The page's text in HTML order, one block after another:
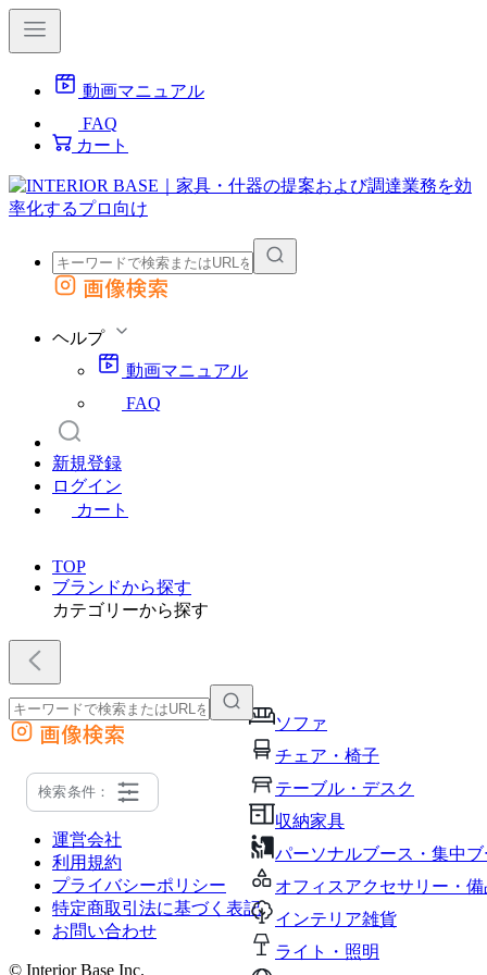
動画マニュアル
FAQ
カート
外部サイトの商品をカートに追加
画像検索
ヘルプ
動画マニュアル
FAQ
新規登録
ログイン
カート
TOP
ブランドから探す
カテゴリーから探す
ソファ
チェア・椅子
テーブル・デスク
収納家具
パーソナルブース・集中
オフィスアクセサリー・備
インテリア雑貨
ライト・照明
外部サイトの商品をカートに追加
他のサイトで見つけた商品ページのURLを貼り付けて、カートに追加できます
画像検索
検索条件：
運営会社
利用規約
プライバシーポリシー
特定商取引法に基づく表記
お問い合わせ
© Interior Base Inc.